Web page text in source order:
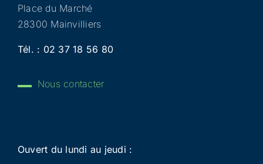
Place du Marché
28300 Mainvilliers
Tél. : 02 37 18 56 80
Nous contacter
Ouvert du lundi au jeudi :